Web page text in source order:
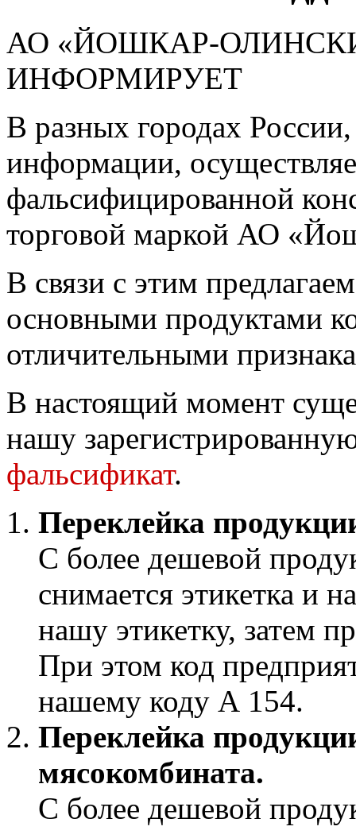
АО «ЙОШКАР-­
ИНФОРМИРУЕТ
В разных городах
информации,
фальсифицированной
торговой маркой АО
В связи с этим
основными продуктами
отличительными
В настоящий момент
нашу
фальсификат.
Переклейка
С более дешевой
снимается этикетка и
нашу этикетку, затем
При этом код
нашему коду А 154.
Переклейка
мясокомбината.
С более дешевой